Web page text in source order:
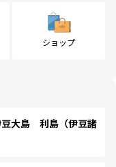
ショップ
大島 利島（伊豆諸